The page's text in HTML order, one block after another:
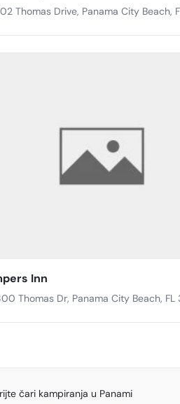
Thomas Drive, Panama City Beach,
Inn
Thomas Dr, Panama City Beach, FL
čari kampiranja u Panami